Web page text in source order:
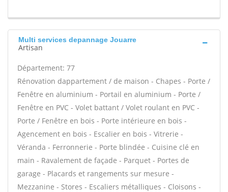
Multi services depannage Jouarre
Artisan
Département: 77
Rénovation dappartement / de maison - Chapes - Porte /
Fenêtre en aluminium - Portail en aluminium - Porte /
Fenêtre en PVC - Volet battant / Volet roulant en PVC -
Porte / Fenêtre en bois - Porte intérieure en bois -
Agencement en bois - Escalier en bois - Vitrerie -
Véranda - Ferronnerie - Porte blindée - Cuisine clé en
main - Ravalement de façade - Parquet - Portes de
garage - Placards et rangements sur mesure -
Mezzanine - Stores - Escaliers métalliques - Cloisons -